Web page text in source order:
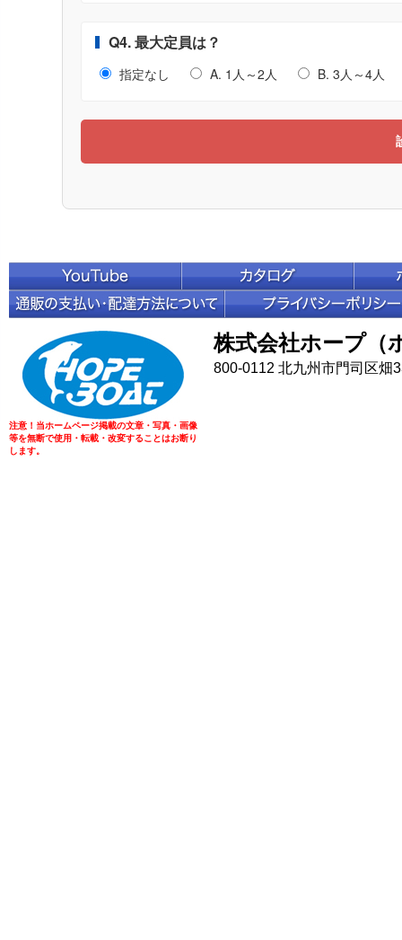
Q4. 最大定員は？
指定なし A. 1人～2人 B. 3人～4人
注意！当ホームページ掲載の文章・写真・画像
等を無断で使用・転載・改変することはお断り
します。
株式会社ホープ（
800-0112 北九州市門司区